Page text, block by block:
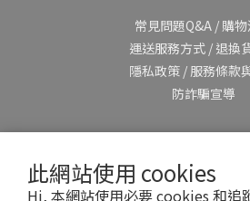
此網站使用 cookies
Hi, 本網站使用必要 cookies 和追
常見問題Q&A / 購
運送服務方式/ 退換
隱私政策/ 服務條款
防詐騙宣導